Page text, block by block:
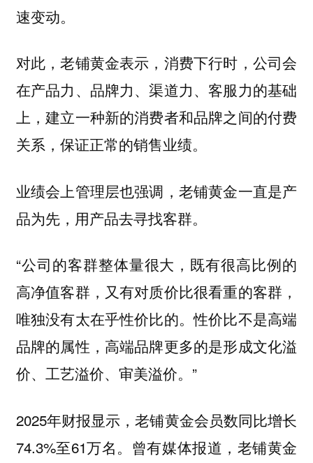
速变动。‌‌‌
对此，老铺黄金表示，消费下行时，公司会
在产品力、品牌力、渠道力、客服力的基础
上，建立一种新的消费者和品牌之间的付费
关系，保证正常的销售业绩。
业绩会上管理层也强调，老铺黄金一直是产
品为先，用产品去寻找客群。
“公司的客群整体量很大，既有很高比例的
高净值客群，又有对质价比很看重的客群，
唯独没有太在乎性价比的。性价比不是高端
品牌的属性，高端品牌更多的是形成文化溢
价、工艺溢价、审美溢价。”
2025年财报显示，老铺黄金会员数同比增长
74.3%至61万名。曾有媒体报道，老铺黄金